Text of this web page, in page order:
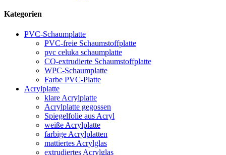
Kategorien
PVC-Schaumplatte
PVC-freie Schaumstoffplatte
pvc celuka schaumplatte
CO-extrudierte Schaumstoffplatte
WPC-Schaumplatte
Farbe PVC-Platte
Acrylplatte
klare Acrylplatte
Acrylplatte gegossen
Spiegelfolie aus Acryl
weiße Acrylplatte
farbige Acrylplatten
mattiertes Acrylglas
extrudiertes Acrylglas